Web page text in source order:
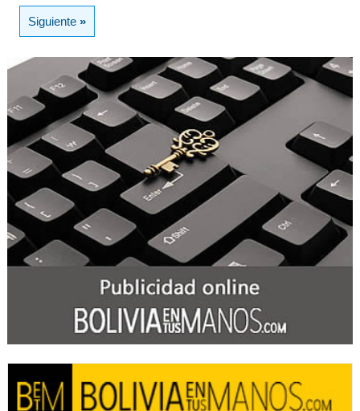
Siguiente»